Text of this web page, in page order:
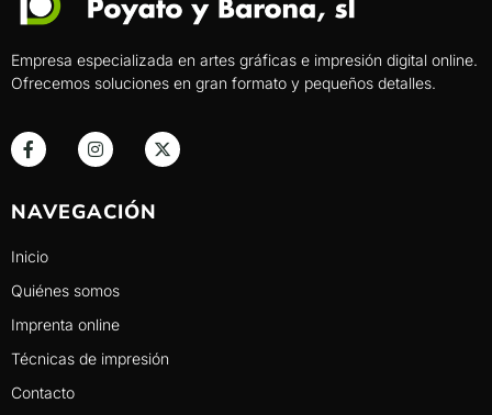
Empresa especializada en artes gráficas e impresión digital online.
Ofrecemos soluciones en gran formato y pequeños detalles.
NAVEGACIÓN
Inicio
Quiénes somos
Imprenta online
Técnicas de impresión
Contacto